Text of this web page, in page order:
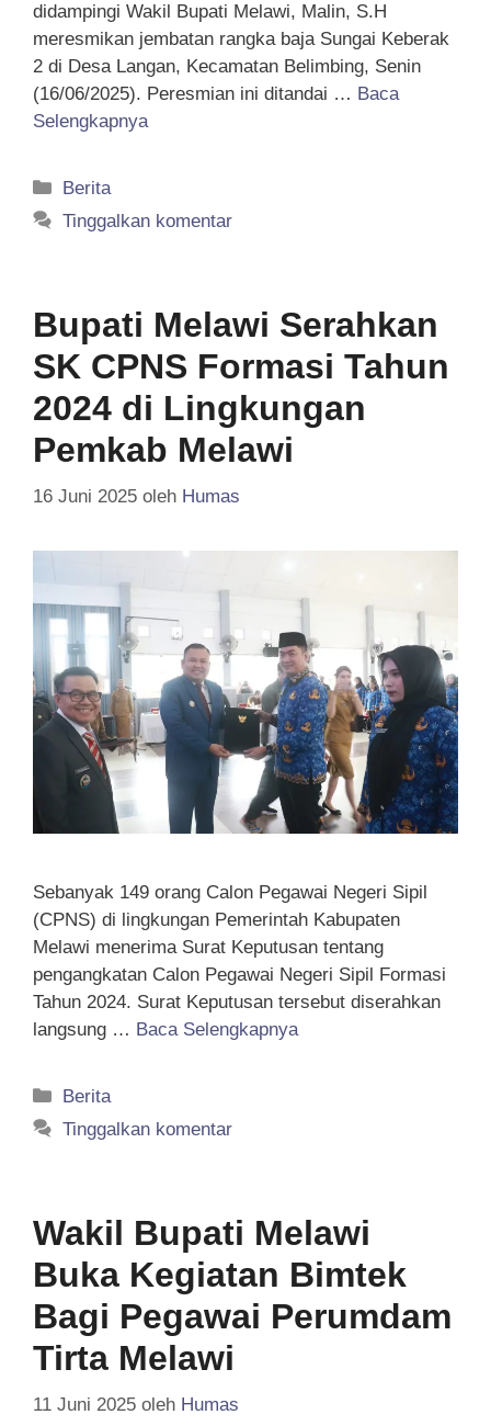
didampingi Wakil Bupati Melawi, Malin, S.H
meresmikan jembatan rangka baja Sungai Keberak
2 di Desa Langan, Kecamatan Belimbing, Senin
(16/06/2025). Peresmian ini ditandai … Baca
Selengkapnya
Kategori
Berita
Tinggalkan komentar
Bupati Melawi Serahkan
SK CPNS Formasi Tahun
2024 di Lingkungan
Pemkab Melawi
16 Juni 2025 oleh Humas
Sebanyak 149 orang Calon Pegawai Negeri Sipil
(CPNS) di lingkungan Pemerintah Kabupaten
Melawi menerima Surat Keputusan tentang
pengangkatan Calon Pegawai Negeri Sipil Formasi
Tahun 2024. Surat Keputusan tersebut diserahkan
langsung … Baca Selengkapnya
Kategori
Berita
Tinggalkan komentar
Wakil Bupati Melawi
Buka Kegiatan Bimtek
Bagi Pegawai Perumdam
Tirta Melawi
11 Juni 2025 oleh Humas